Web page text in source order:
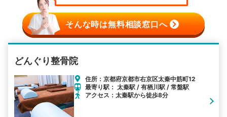
そんな時は無料相談窓口へ
どんぐり整骨院
住所：京都府京都市右京区太秦中筋町12
最寄り駅： 太秦駅 / 有栖川駅 / 常盤駅
アクセス：太秦駅から徒歩8分